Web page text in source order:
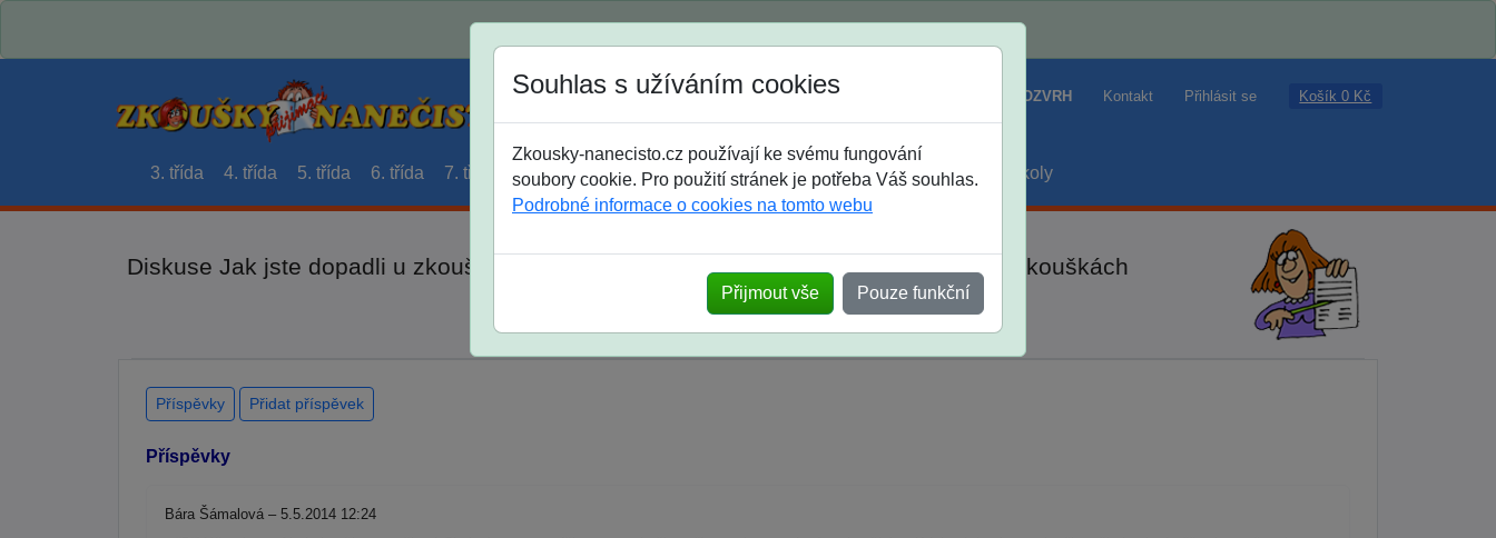
Jak si vybrat ROZVRH Kontakt Přihlásit se Košík 0 Kč
3. třída 4. třída 5. třída 6. třída 7. třída 8. třída 9. třída střední maturanti soutěže prázdniny školy
Diskuse Jak jste dopadli u zkoušek na SŠ? Vaše ohlasy po skutečných přijímacích zkouškách
Souhlas s užíváním cookies
Zkousky-nanecisto.cz používají ke svému fungování
soubory cookie. Pro použití stránek je potřeba Váš souhlas.
Podrobné informace o cookies na tomto webu
Přijmout vše Pouze funkční
Příspěvky Přidat příspěvek
Příspěvky
Bára Šámalová – 5.5.2014 12:24